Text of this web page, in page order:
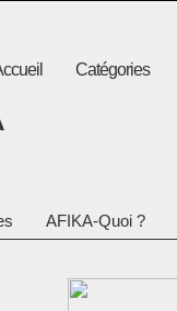
Catégories
AFIKA-Quoi ?